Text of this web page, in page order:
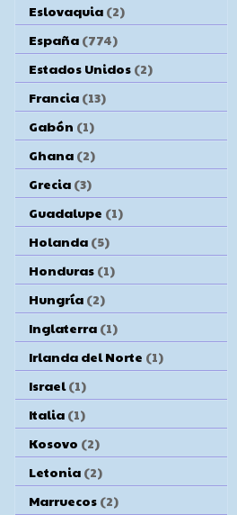
Eslovaquia (2)
España (774)
Estados Unidos (2)
Francia (13)
Gabón (1)
Ghana (2)
Grecia (3)
Guadalupe (1)
Holanda (5)
Honduras (1)
Hungría (2)
Inglaterra (1)
Irlanda del Norte (1)
Israel (1)
Italia (1)
Kosovo (2)
Letonia (2)
Marruecos (2)